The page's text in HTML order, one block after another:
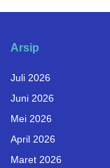
Arsip
Juli 2026
Juni 2026
Mei 2026
April 2026
Maret 2026